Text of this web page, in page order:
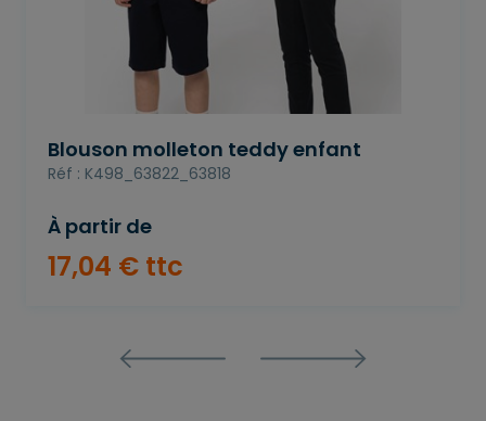
Blouson molleton teddy enfant
Réf : K498_63822_63818
À partir de
17,04 € ttc